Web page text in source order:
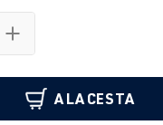
A LA CESTA